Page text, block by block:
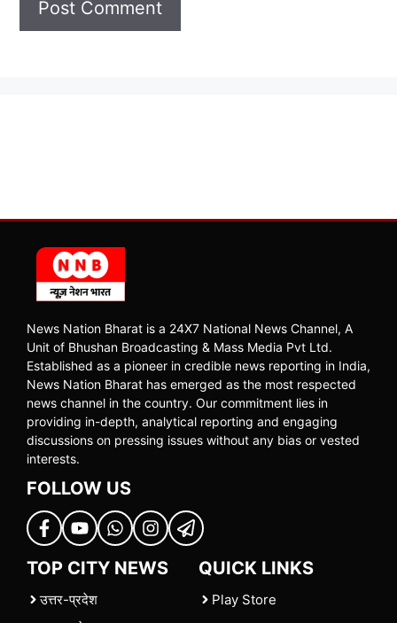
News Nation Bharat is a 24X7 National News Channel, A
Unit of Bhushan Broadcasting & Mass Media Pvt Ltd.
Established as a pioneer in credible news reporting in India,
News Nation Bharat has emerged as the most respected
news channel in the country. Our commitment lies in
providing in-depth, analytical reporting and engaging
discussions on pressing issues without any bias or vested
interests.
FOLLOW US
TOP CITY NEWS
उत्तर-प्रदेश
QUICK LINKS
Play Store